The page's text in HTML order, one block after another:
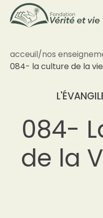
acceuil/nos
084- la culture de la
084-
de la